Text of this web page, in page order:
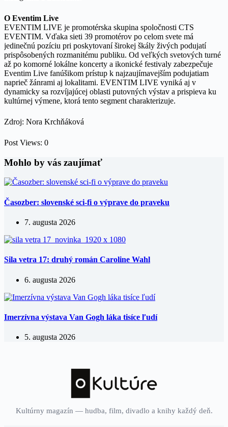
O Eventim Live
EVENTIM LIVE je promotérska skupina spoločnosti CTS
EVENTIM. Vďaka sieti 39 promotérov po celom svete má
jedinečnú pozíciu pri poskytovaní širokej škály živých podujatí
prispôsobených rozmanitému publiku. Od veľkých svetových turné
až po komorné lokálne koncerty a ikonické festivaly zabezpečuje
Eventim Live fanúšikom prístup k najzaujímavejším podujatiam
naprieč žánrami aj lokalitami. EVENTIM LIVE vyniká aj v
dynamicky sa rozvíjajúcej oblasti putovných výstav a prispieva ku
kultúrnej výmene, ktorá tento segment charakterizuje.
Zdroj: Nora Krchňáková
Post Views: 0
Mohlo by vás zaujímať
Časozber: slovenské sci-fi o výprave do praveku
7. augusta 2026
Sila vetra 17: druhý román Caroline Wahl
6. augusta 2026
Imerzívna výstava Van Gogh láka tisíce ľudí
5. augusta 2026
Kultúrny magazín — hudba, film, divadlo a knihy každý deň.